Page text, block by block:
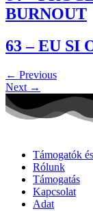
BURNOUT
63 – EU SI
← Previous
Next →
Támogatók
Rólunk
Támogatás
Kapcsolat
Adat